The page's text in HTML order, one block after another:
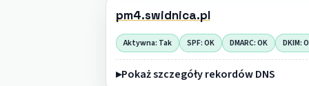
pm4.swidnica.pl
Aktywna: Tak SPF: OK DMARC: OK DKIM:
Pokaż szczegóły rekordów DNS